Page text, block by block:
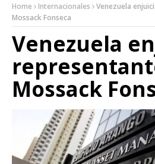
Home Internacionales
Venezuela
Mossack Fonseca
Venezuela
Mossack